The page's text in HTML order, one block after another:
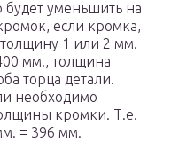
будет уменьшить на
если кромка,
1 или 2 мм.
мм., толщина
торца детали.
необходимо
кромки. Т.е.
= 396 мм.